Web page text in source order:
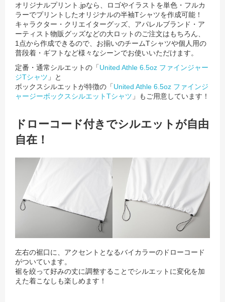
オリジナルプリント.jpなら、ロゴやイラストを単色・フルカ
ラーでプリントしたオリジナルの半袖Tシャツを作成可能！
キャラクター・クリエイターグッズ、アパレルブランド・ア
ーティスト物販グッズなどの大ロットのご注文はもちろん、
1点から作成できるので、お揃いのチームTシャツや個人用の
普段着・ギフトなど様々なシーンでお使いいただけます。
定番・通常シルエットの「United Athle 6.5oz ファインジャー
ジTシャツ 」と
ボックスシルエットが特徴の「United Athle 6.5oz ファインジ
ャージーボックスシルエットTシャツ 」もご用意しています！
ドローコード付きでシルエットが自由
自在！
左右の裾口に、アクセントとなるバイカラーのドローコード
がついています。
裾を絞って好みの丈に調整することでシルエットに変化を加
えた着こなしも楽しめます！